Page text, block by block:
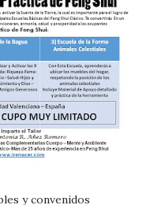
y convenidos